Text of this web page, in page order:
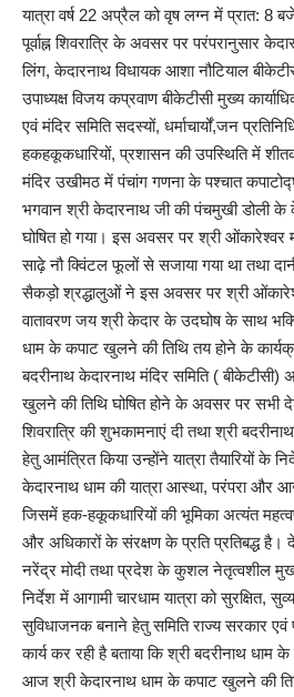
यात्रा वर्ष 22 अप्रैल को वृष लग्न में प्रात: 8
पूर्वाह्न शिवरात्रि के अवसर पर परंपरानुसार
लिंग, केदारनाथ विधायक आशा नौटियाल
उपाध्यक्ष विजय कप्रवाण बीकेटीसी मुख्य
एवं मंदिर समिति सदस्यों, धर्माचार्यों,जन
हकहकूकधारियों, प्रशासन की उपस्थिति में
मंदिर उखीमठ में पंचांग गणना के पश्चात
भगवान श्री केदारनाथ जी की पंचमुखी डोली के
घोषित हो गया। इस अवसर पर श्री
साढ़े नौ क्विंटल फूलों से सजाया गया था तथा
सैकड़ो श्रद्धालुओं ने इस अवसर पर श्री
वातावरण जय श्री केदार के उदघोष के साथ
धाम के कपाट खुलने की तिथि तय होने के
बदरीनाथ केदारनाथ मंदिर समिति ( बीकेटीसी)
खुलने की तिथि घोषित होने के अवसर पर सभी
शिवरात्रि की शुभकामनाएं दी तथा श्री
हेतु आमंत्रित किया उन्होंने यात्रा तैयारियों के
केदारनाथ धाम की यात्रा आस्था, परंपरा और
जिसमें हक-हकूकधारियों की भूमिका अत्यंत
और अधिकारों के संरक्षण के प्रति प्रतिबद्ध है।
नरेंद्र मोदी तथा प्रदेश के कुशल नेतृत्वशील
निर्देश में आगामी चारधाम यात्रा को सुरक्षित,
सुविधाजनक बनाने हेतु समिति राज्य सरकार
कार्य कर रही है बताया कि श्री बदरीनाथ
आज श्री केदारनाथ धाम के कपाट खुलने की तिथि